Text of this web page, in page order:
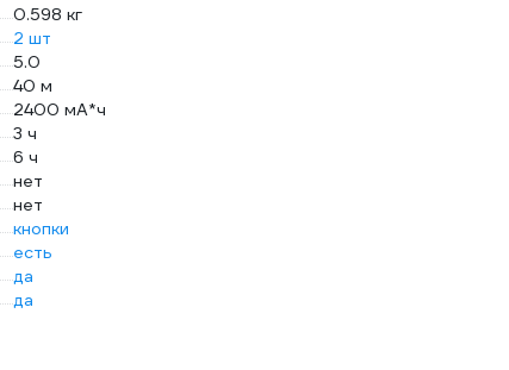
0.598 кг
2 шт
5.0
40 м
2400 мА*ч
3 ч
6 ч
нет
нет
кнопки
есть
да
да